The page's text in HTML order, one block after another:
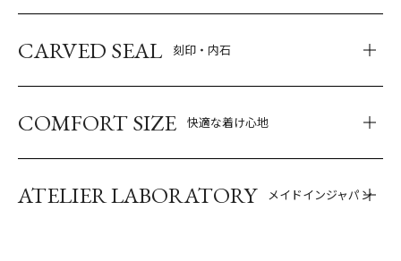
CARVED SEAL 刻印・内石
COMFORT SIZE 快適な着け心地
ATELIER LABORATORY メイドインジャパン